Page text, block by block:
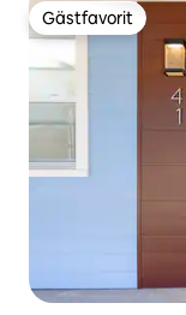
Gästfavorit
Gästfavorit